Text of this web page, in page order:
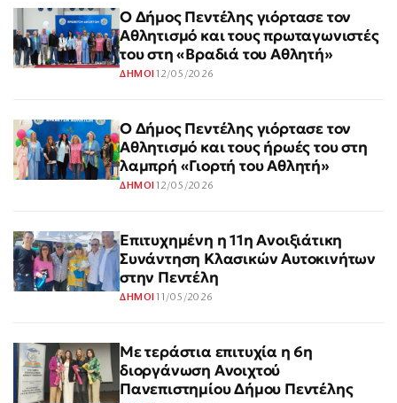
Ο Δήμος Πεντέλης γιόρτασε τον
Αθλητισμό και τους πρωταγωνιστές
του στη «Βραδιά του Αθλητή»
ΔΗΜΟΙ 12/05/2026
Ο Δήμος Πεντέλης γιόρτασε τον
Αθλητισμό και τους ήρωές του στη
λαμπρή «Γιορτή του Αθλητή»
ΔΗΜΟΙ 12/05/2026
Επιτυχημένη η 11η Ανοιξιάτικη
Συνάντηση Κλασικών Αυτοκινήτων
στην Πεντέλη
ΔΗΜΟΙ 11/05/2026
Με τεράστια επιτυχία η 6η
διοργάνωση Ανοιχτού
Πανεπιστημίου Δήμου Πεντέλης